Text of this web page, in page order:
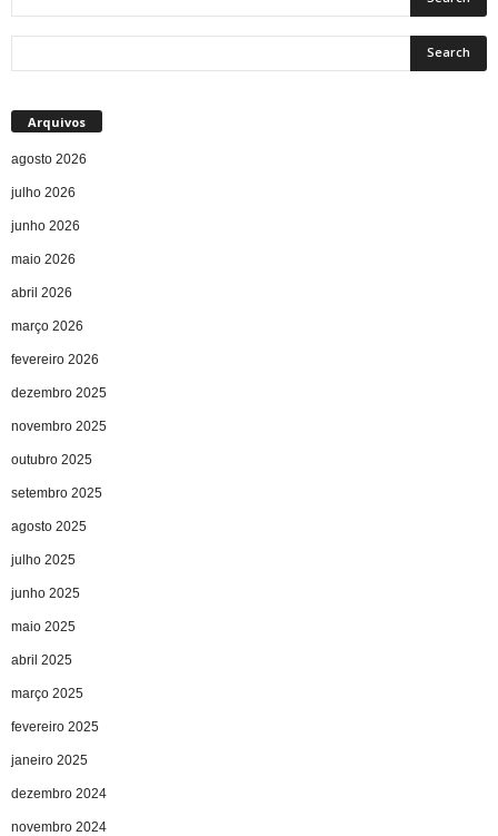
Arquivos
agosto 2026
julho 2026
junho 2026
maio 2026
abril 2026
março 2026
fevereiro 2026
dezembro 2025
novembro 2025
outubro 2025
setembro 2025
agosto 2025
julho 2025
junho 2025
maio 2025
abril 2025
março 2025
fevereiro 2025
janeiro 2025
dezembro 2024
novembro 2024